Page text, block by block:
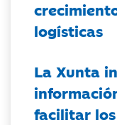
logísticas
La Xunta
facilitar